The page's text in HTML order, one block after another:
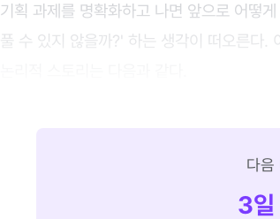
기획 과제를 명확화하고 나면 앞으로 어떻
풀 수 있지 않을까?' 하는 생각이 떠오른다.
다음
3